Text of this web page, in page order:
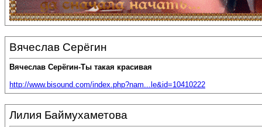
Вячеслав Серёгин
Вячеслав Серёгин-Ты такая красивая
http://www.bisound.com/index.php?nam...le&id=10410222
Лилия Баймухаметова